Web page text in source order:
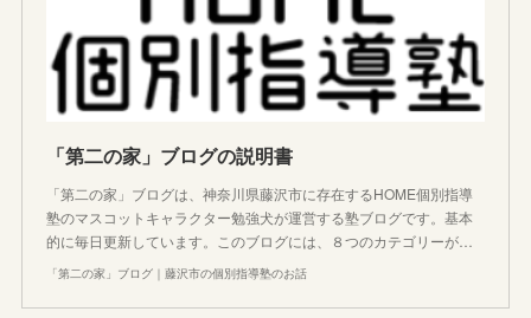
「第二の家」ブログの説明書
「第二の家」ブログは、神奈川県藤沢市に存在するHOME個別指導
塾のマスコットキャラクター勉強犬が運営する塾ブログです。基本
的に毎日更新しています。このブログには、８つのカテゴリーが…
「第二の家」ブログ｜藤沢市の個別指導塾のお話